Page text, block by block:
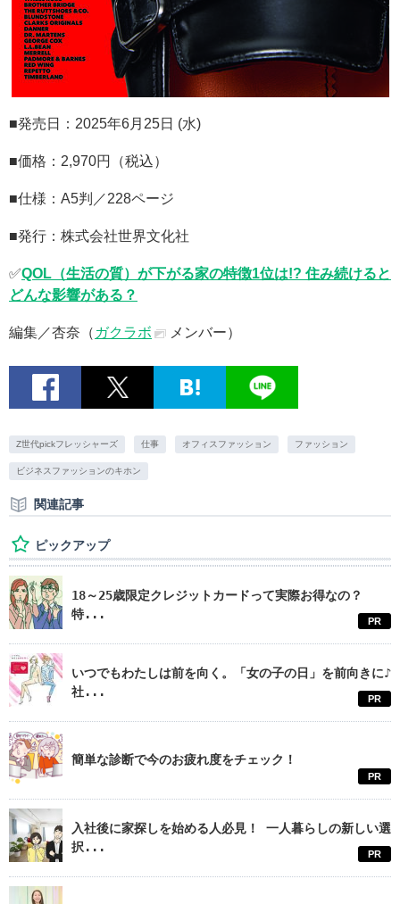
■発売日：2025年6月25日 (水)
■価格：2,970円（税込）
■仕様：A5判／228ページ
■発行：株式会社世界文化社
✅QOL（生活の質）が下がる家の特徴1位は!? 住み続けると
どんな影響がある？
編集／杏奈（ ガクラボ メンバー）
Z世代pickフレッシャーズ 仕事 オフィスファッション ファッション
ビジネスファッションのキホン
関連記事
ピックアップ
18～25歳限定クレジットカードって実際お得なの？
特...
PR
いつでもわたしは前を向く。「女の子の日」を前向きに♪
社...
PR
簡単な診断で今のお疲れ度をチェック！
PR
入社後に家探しを始める人必見！ 一人暮らしの新しい選
択...
PR